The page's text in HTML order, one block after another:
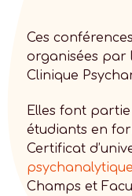
Ces
organisées par
Clinique
Elles font
étudiants en
Certificat
psychanalytique
Champs et